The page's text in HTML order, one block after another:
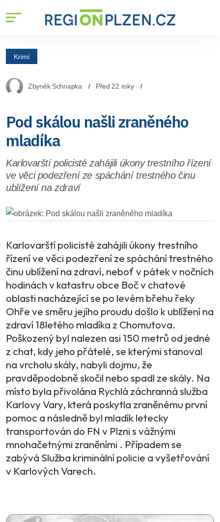
Krimi
Zbyněk Schnapka Před 22 roky
Pod skálou našli zraněného
mladíka
Karlovarští policisté zahájili úkony trestního řízení
ve věci podezření ze spáchání trestného činu
ublížení na zdraví
Karlovarští policisté zahájili úkony trestního
řízení ve věci podezření ze spáchání trestného
činu ublížení na zdraví, neboť v pátek v nočních
hodinách v katastru obce Boč v chatové
oblasti nacházející se po levém břehu řeky
Ohře ve směru jejího proudu došlo k ublížení na
zdraví 18letého mladíka z Chomutova.
Poškozený byl nalezen asi 150 metrů od jedné
z chat, kdy jeho přátelé, se kterými stanoval
na vrcholu skály, nabyli dojmu, že
pravděpodobně skočil nebo spadl ze skály. Na
místo byla přivolána Rychlá záchranná služba
Karlovy Vary, která poskytla zraněnému první
pomoc a následně byl mladík letecky
transportován do FN v Plzni s vážnými
mnohačetnými zraněními . Případem se
zabývá Služba kriminální policie a vyšetřování
v Karlových Varech.